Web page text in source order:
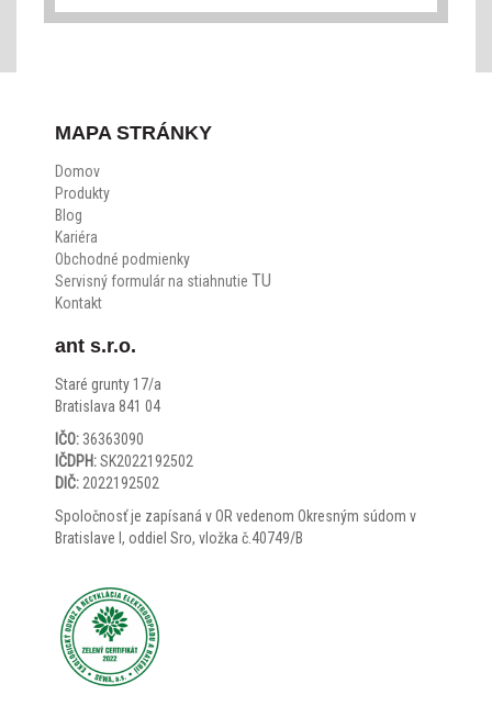
MAPA STRÁNKY
Domov
Produkty
Blog
Kariéra
Obchodné podmienky
Servisný formulár na stiahnutie TU
Kontakt
ant s.r.o.
Staré grunty 17/a
Bratislava 841 04
IČO: 36363090
IČDPH:SK2022192502
DIČ: 2022192502
Spoločnosť je zapísaná v OR vedenom Okresným súdom v
Bratislave I, oddiel Sro, vložka č.40749/B